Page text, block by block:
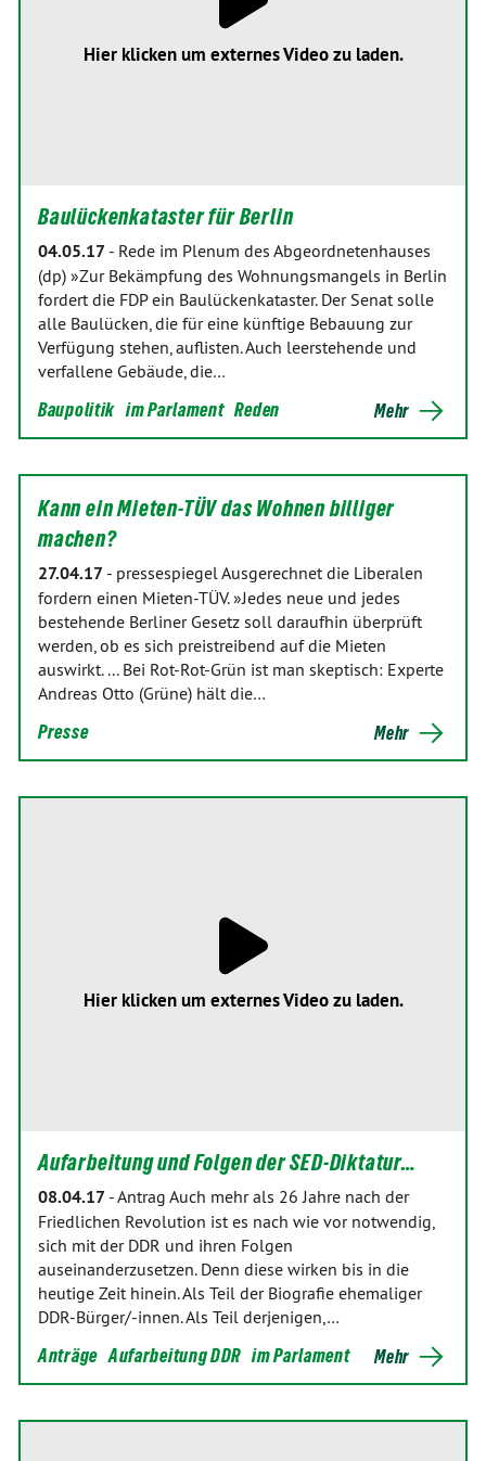
Baulückenkataster für Berlin
04.05.17 - Rede im Plenum des Abgeordnetenhauses
(dp) »Zur Bekämpfung des Wohnungsmangels in Berlin
fordert die FDP ein Baulückenkataster. Der Senat solle
alle Baulücken, die für eine künftige Bebauung zur
Verfügung stehen, auflisten. Auch leerstehende und
verfallene Gebäude, die…
Baupolitik im Parlament Reden Mehr
Hier klicken um externes Video zu laden.
Kann ein Mieten-TÜV das Wohnen billiger
machen?
27.04.17 - pressespiegel Ausgerechnet die Liberalen
fordern einen Mieten-TÜV. »Jedes neue und jedes
bestehende Berliner Gesetz soll daraufhin überprüft
werden, ob es sich preistreibend auf die Mieten
auswirkt. ... Bei Rot-Rot-Grün ist man skeptisch: Experte
Andreas Otto (Grüne) hält die…
Presse Mehr
Aufarbeitung und Folgen der SED-Diktatur…
08.04.17 -Antrag Auch mehr als 26 Jahre nach der
Friedlichen Revolution ist es nach wie vor notwendig,
sich mit der DDR und ihren Folgen
auseinanderzusetzen. Denn diese wirken bis in die
heutige Zeit hinein. Als Teil der Biografie ehemaliger
DDR-Bürger/-innen. Als Teil derjenigen,…
Anträge Aufarbeitung DDR im Parlament Mehr
Hier klicken um externes Video zu laden.